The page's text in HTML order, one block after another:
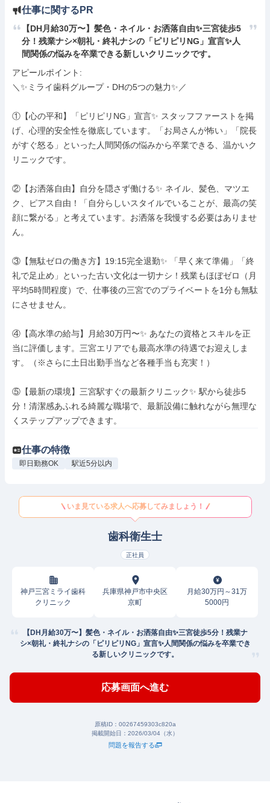
仕事に関するPR
【DH月給30万〜】髪色・ネイル・お洒落自由✨三宮徒歩5
分！残業ナシ×朝礼・終礼ナシの「ピリピリNG」宣言✨人
間関係の悩みを卒業できる新しいクリニックです。
アピールポイント:
＼✨ミライ歯科グループ・DHの5つの魅力✨／
①【心の平和】「ピリピリNG」宣言✨ スタッフファーストを掲
げ、心理的安全性を徹底しています。「お局さんが怖い」「院長
がすぐ怒る」といった人間関係の悩みから卒業できる、温かいク
リニックです。
②【お洒落自由】自分を隠さず働ける✨ ネイル、髪色、マツエ
ク、ピアス自由！「自分らしいスタイルでいることが、最高の笑
顔に繋がる」と考えています。お洒落を我慢する必要はありませ
ん。
③【無駄ゼロの働き方】19:15完全退勤✨ 「早く来て準備」「終
礼で足止め」といった古い文化は一切ナシ！残業もほぼゼロ（月
平均5時間程度）で、仕事後の三宮でのプライベートを1分も無駄
にさせません。
④【高水準の給与】月給30万円〜✨ あなたの資格とスキルを正
当に評価します。三宮エリアでも最高水準の待遇でお迎えしま
す。（※さらに土日出勤手当など各種手当も充実！）
⑤【最新の環境】三宮駅すぐの最新クリニック✨ 駅から徒歩5
分！清潔感あふれる綺麗な職場で、最新設備に触れながら無理な
くステップアップできます。
仕事の特徴
即日勤務OK 駅近5分以内
いま見ている求人へ応募してみましょう！
歯科衛生士
正社員
神戸三宮ミライ歯科
クリニック
兵庫県神戸市中央区
京町
月給30万円～31万
5000円
【DH月給30万〜】髪色・ネイル・お洒落自由✨三宮徒歩5分！残業ナ
シ×朝礼・終礼ナシの「ピリピリNG」宣言✨人間関係の悩みを卒業でき
る新しいクリニックです。
応募画面へ進む
原稿ID： 00267459303c820a
掲載開始日： 2026/03/04（水）
問題を報告する